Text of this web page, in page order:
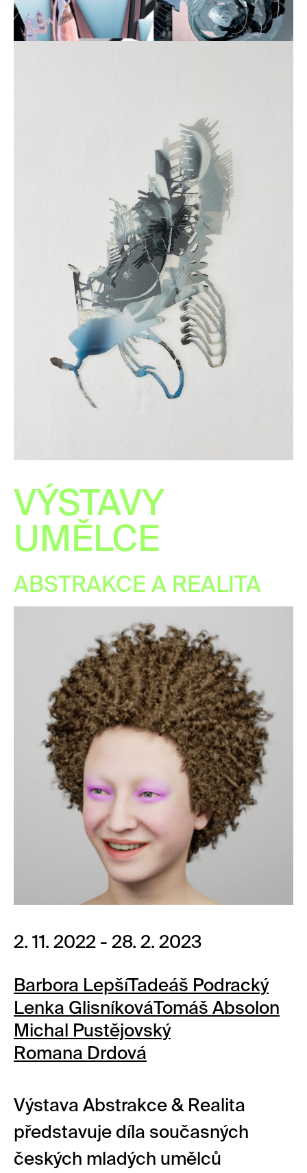
VÝSTAVY
UMĚLCE
ABSTRAKCE A REALITA
2. 11. 2022 - 28. 2. 2023
Barbora LepšíTadeáš Podracký
Lenka GlisníkováTomáš Absolon
Michal Pustějovský
Romana Drdová
Výstava Abstrakce & Realita
představuje díla současných
českých mladých umělců